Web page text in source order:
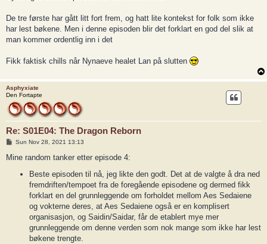
t
De tre første har gått litt fort frem, og hatt lite kontekst for folk som ikke
har lest bøkene. Men i denne episoden blir det forklart en god del slik at
man kommer ordentlig inn i det
Fikk faktisk chills når Nynaeve healet Lan på slutten
Asphyxiate
Den Fortapte
Re: S01E04: The Dragon Reborn
P
s
Sun Nov 28, 2021 13:13
Mine random tanker etter episode 4:
Beste episoden til nå, jeg likte den godt. Det at de valgte å dra ned
fremdriften/tempoet fra de foregående episodene og dermed fikk
forklart en del grunnleggende om forholdet mellom Aes Sedaiene
og vokterne deres, at Aes Sedaiene også er en komplisert
organisasjon, og Saidin/Saidar, får de etablert mye mer
grunnleggende om denne verden som nok mange som ikke har lest
bøkene trengte.